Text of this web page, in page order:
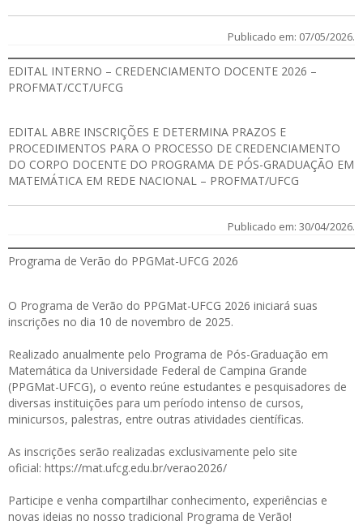
Publicado em: 07/05/2026.
EDITAL INTERNO – CREDENCIAMENTO DOCENTE 2026 –
PROFMAT/CCT/UFCG
EDITAL ABRE INSCRIÇÕES E DETERMINA PRAZOS E
PROCEDIMENTOS PARA O PROCESSO DE CREDENCIAMENTO
DO CORPO DOCENTE DO PROGRAMA DE PÓS-GRADUAÇÃO EM
MATEMÁTICA EM REDE NACIONAL – PROFMAT/UFCG
Publicado em: 30/04/2026.
Programa de Verão do PPGMat-UFCG 2026
O Programa de Verão do PPGMat-UFCG 2026 iniciará suas
inscrições no dia 10 de novembro de 2025.
Realizado anualmente pelo Programa de Pós-Graduação em
Matemática da Universidade Federal de Campina Grande
(PPGMat-UFCG), o evento reúne estudantes e pesquisadores de
diversas instituições para um período intenso de cursos,
minicursos, palestras, entre outras atividades científicas.
As inscrições serão realizadas exclusivamente pelo site
oficial: https://mat.ufcg.edu.br/verao2026/
Participe e venha compartilhar conhecimento, experiências e
novas ideias no nosso tradicional Programa de Verão!